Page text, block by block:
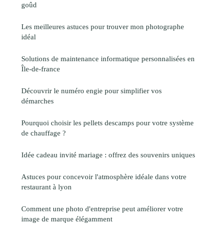
goûd
Les meilleures astuces pour trouver mon photographe
idéal
Solutions de maintenance informatique personnalisées en
Île-de-france
Découvrir le numéro engie pour simplifier vos
démarches
Pourquoi choisir les pellets descamps pour votre système
de chauffage ?
Idée cadeau invité mariage : offrez des souvenirs uniques
Astuces pour concevoir l'atmosphère idéale dans votre
restaurant à lyon
Comment une photo d'entreprise peut améliorer votre
image de marque élégamment